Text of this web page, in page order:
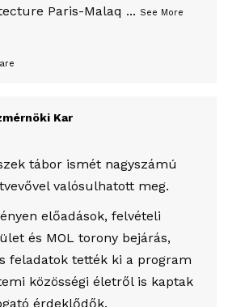
Paris-Malaq ... See More
Kar
tábor ismét nagyszámú
valósulhatott meg.
előadások, felvételi
és MOL torony bejárás,
feladatok tették ki a program
közösségi életről is kaptak
érdeklődők.